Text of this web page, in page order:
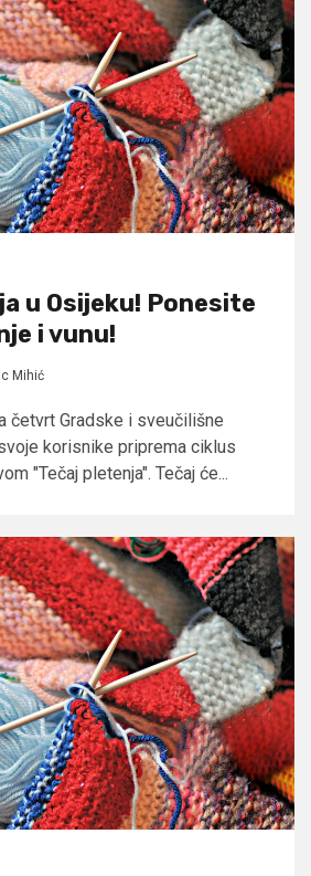
u Osijeku! Ponesite
i vunu!
Mihić
četvrt Gradske i sveučilišne
korisnike priprema ciklus
"Tečaj pletenja". Tečaj će...